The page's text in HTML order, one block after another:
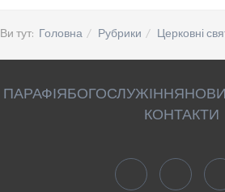
Ви тут: Головна Рубрики Церковні
ПАРАФІЯБОГОСЛУЖІННЯ
КОНТАКТИ